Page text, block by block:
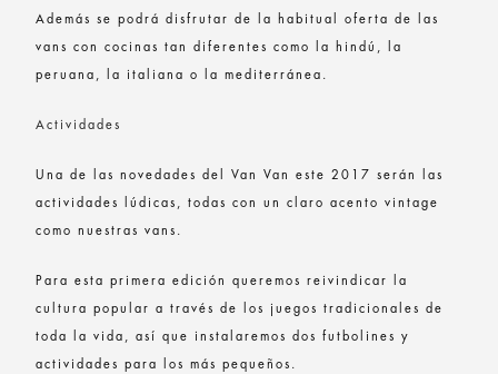
Además se podrá disfrutar de la habitual oferta de las
vans con cocinas tan diferentes como la hindú, la
peruana, la italiana o la mediterránea.
Actividades
Una de las novedades del Van Van este 2017 serán las
actividades lúdicas, todas con un claro acento vintage
como nuestras vans.
Para esta primera edición queremos reivindicar la
cultura popular a través de los juegos tradicionales de
toda la vida, así que instalaremos dos futbolines y
actividades para los más pequeños.